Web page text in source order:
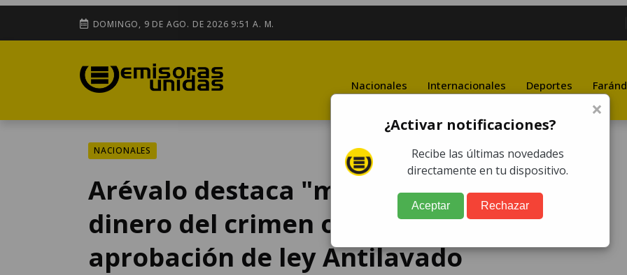
DOMINGO, 9 DE AGO. DE 2026 9:51 A. M.
Nacionales Internacionales Deportes
NACIONALES
Arévalo destaca "menos espacio para el
dinero del crimen organizado" tras
aprobación de ley Antilavado
×
¿Activar notificaciones?
Recibe las últimas novedades
directamente en tu dispositivo.
Aceptar Rechazar